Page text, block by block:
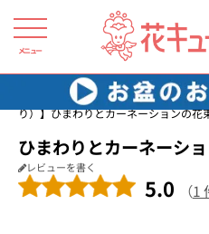
メニュー
花キューピット 7月の誕生花（ひま
り）】ひまわりとカーネーションの花
ひまわりとカーネーシ
レビューを書く
5.0 （1